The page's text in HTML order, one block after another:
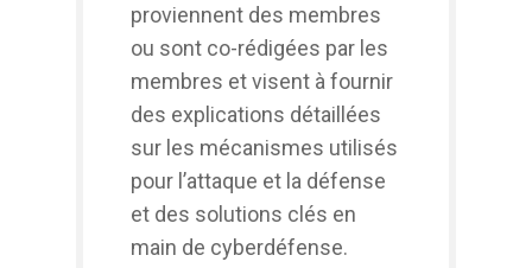
proviennent des membres
ou sont co-rédigées par les
membres et visent à fournir
des explications détaillées
sur les mécanismes utilisés
pour l’attaque et la défense
et des solutions clés en
main de cyberdéfense.